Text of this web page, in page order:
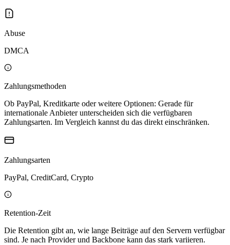
Abuse
DMCA
Zahlungsmethoden
Ob PayPal, Kreditkarte oder weitere Optionen: Gerade für
internationale Anbieter unterscheiden sich die verfügbaren
Zahlungsarten. Im Vergleich kannst du das direkt einschränken.
Zahlungsarten
PayPal, CreditCard, Crypto
Retention-Zeit
Die Retention gibt an, wie lange Beiträge auf den Servern verfügbar
sind. Je nach Provider und Backbone kann das stark variieren.